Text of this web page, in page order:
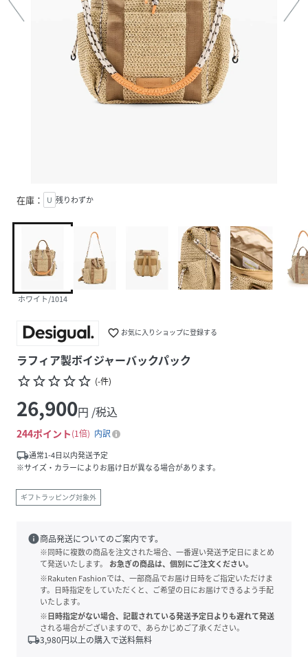
在庫： U 残りわずか
ホワイト/1014
favorite_border お気に入りショップに登録する
ラフィア製ボイジャーバックパック
star_borderstar_borderstar_borderstar_borderstar_border (-件)
26,900円 /税込
244ポイント 1倍
内訳
local_shipping通常1-4日以内発送予定
※サイズ・カラーによりお届け日が異なる場合があります。
ギフトラッピング対象外
info商品発送についてのご案内です。
※同時に複数の商品を注文された場合、一番遅い発送予定日にまとめ
て発送いたします。
お急ぎの商品は、個別にご注文ください。
※Rakuten Fashionでは、一部商品でお届け日時をご指定いただけま
す。日時指定をしていただくと、ご希望の日にお届けできるよう手配
いたします。
※日時指定がない場合、記載されている発送予定日よりも遅れて発送
される場合がございますので、あらかじめご了承ください。
local_shipping3,980円以上の購入で送料無料